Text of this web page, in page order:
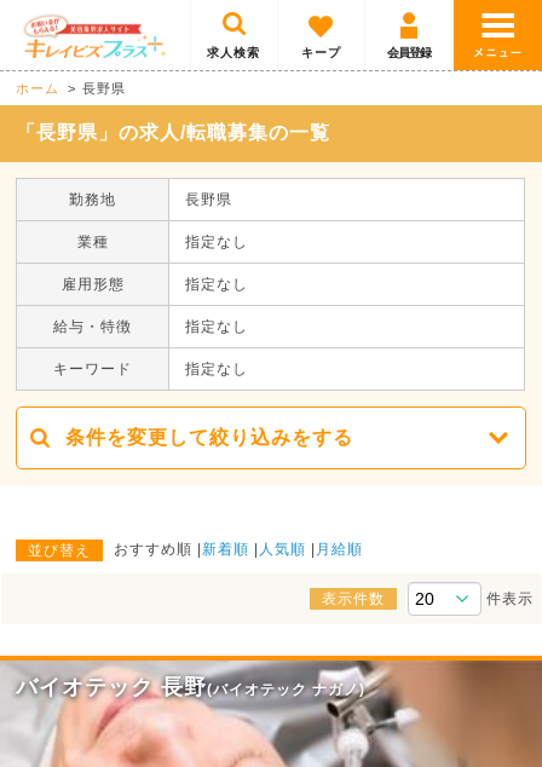
求人検索 キープ 会員登録
ホーム 長野県
「長野県」の求人/転職募集の一覧
勤務地 長野県
業種 指定なし
雇用形態 指定なし
給与・特徴 指定なし
キーワード 指定なし
条件を変更して絞り込みをする
並び替え おすすめ順 新着順 人気順 月給順
表示件数 件表示
バイオテック 長野(バイオテック ナガノ)